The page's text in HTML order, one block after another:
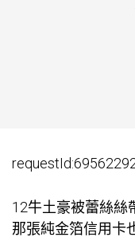
12牛土豪被蕾絲絲
那張純金箔信用卡